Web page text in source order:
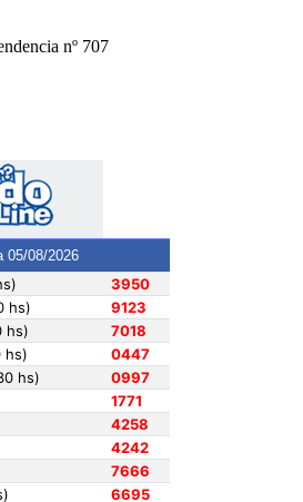
nº 707